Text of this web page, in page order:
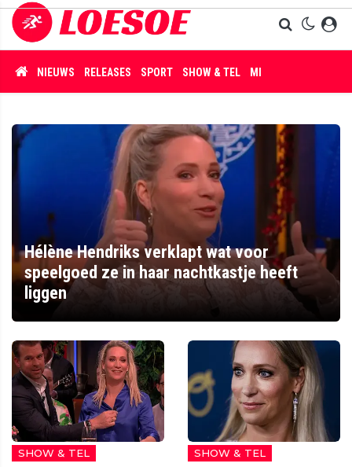
NIEUWS RELEASES SPORT SHOW & TEL MISDAAD
Hélène Hendriks verklapt wat voor
speelgoed ze in haar nachtkastje heeft
liggen
SHOW & TEL SHOW & TEL